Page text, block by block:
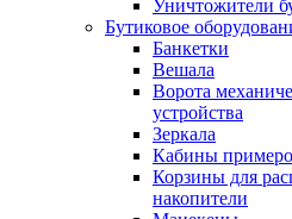
Уничтожители
Бутиковое
Банкетки
Вешала
Ворота
устройства
Зеркала
Кабины
Корзины для
накопители